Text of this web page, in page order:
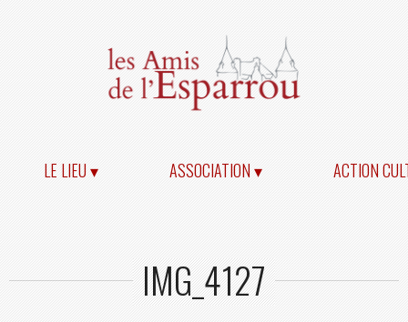
LE LIEU ▾ ASSOCIATION ▾ ACTION
IMG_4127